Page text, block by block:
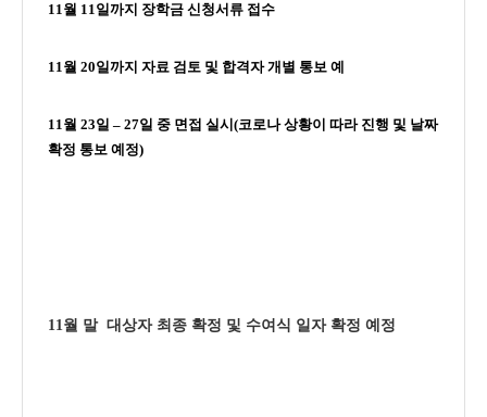
11월 11일까지 장학금 신청서류 접수
11월 20일까지 자료 검토 및 합격자 개별 통보 예
11월 23일 – 27일 중 면접 실시 (코로나 상황이 따라 진행 및 날짜
확정 통보 예정)
11월 말 대상자 최종 확정 및 수여식 일자 확정 예정